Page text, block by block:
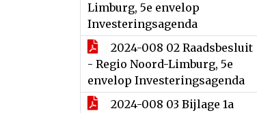
Limburg, 5e envelop
Investeringsagenda
2024-008 02 Raadsbesluit
- Regio Noord-Limburg, 5e
envelop Investeringsagenda
2024-008 03 Bijlage 1a